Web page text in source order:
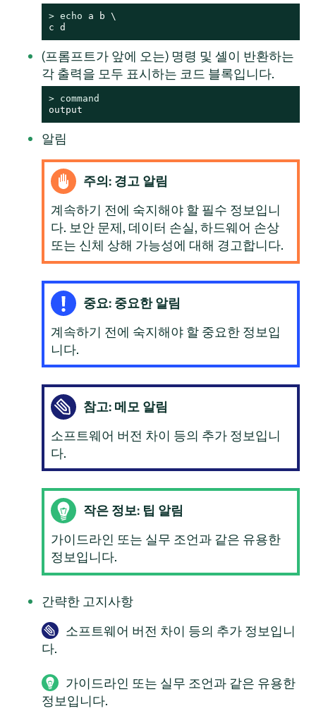
> echo a b \
c d
(프롬프트가 앞에 오는) 명령 및 셸이 반환하는
각 출력을 모두 표시하는 코드 블록입니다.
> command
output
알림
주의: 경고 알림
계속하기 전에 숙지해야 할 필수 정보입니
다. 보안 문제, 데이터 손실, 하드웨어 손상
또는 신체 상해 가능성에 대해 경고합니다.
중요: 중요한 알림
계속하기 전에 숙지해야 할 중요한 정보입
니다.
참고: 메모 알림
소프트웨어 버전 차이 등의 추가 정보입니
다.
작은 정보: 팁 알림
가이드라인 또는 실무 조언과 같은 유용한
정보입니다.
간략한 고지사항
소프트웨어 버전 차이 등의 추가 정보입니
다.
가이드라인 또는 실무 조언과 같은 유용한
정보입니다.